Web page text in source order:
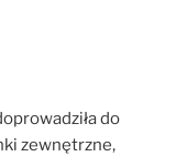
do
zewnętrzne,